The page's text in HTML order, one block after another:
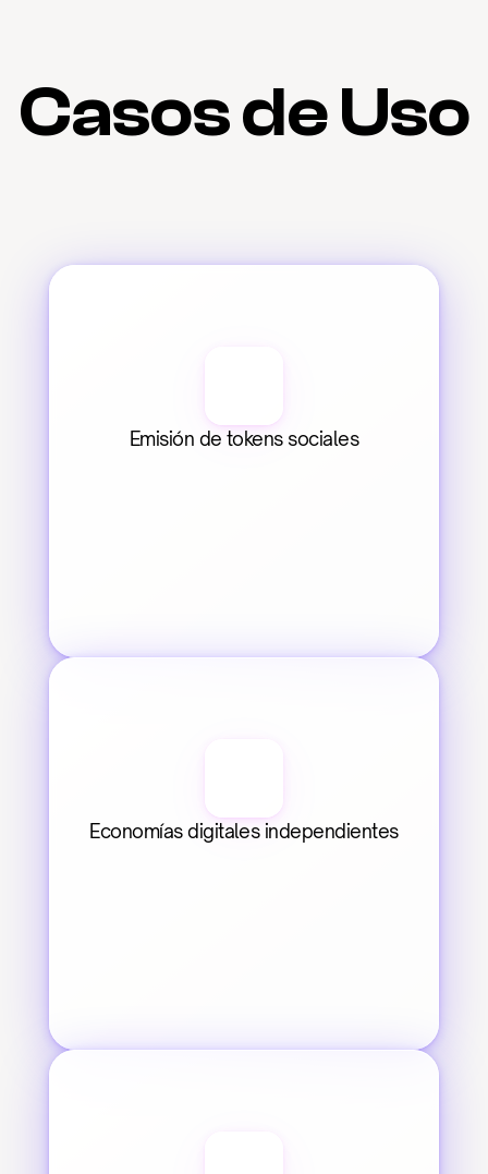
Casos de Uso
Emisión de tokens sociales
Economías digitales independientes